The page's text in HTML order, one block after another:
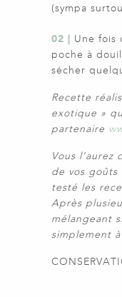
(sympa
02 | Une fois
poche à
sécher
Recette
exotique »
partenaire
Vous
de vos goûts
testé les
Après
mélangeant
simplement